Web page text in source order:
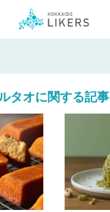
タオに関する記事